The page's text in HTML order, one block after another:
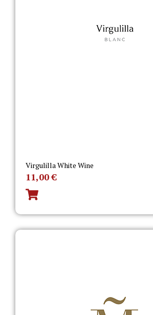
Virgulilla White Wine
11,00€